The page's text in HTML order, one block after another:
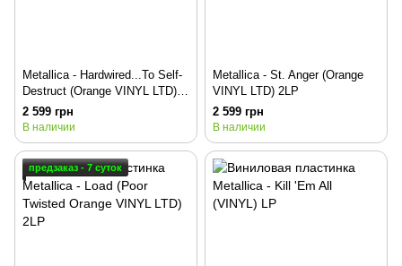
Metallica - Hardwired...To Self-
Destruct (Orange VINYL LTD)
2LP
2 599 грн
В наличии
Metallica - St. Anger (Orange
VINYL LTD) 2LP
2 599 грн
В наличии
предзаказ - 7 суток